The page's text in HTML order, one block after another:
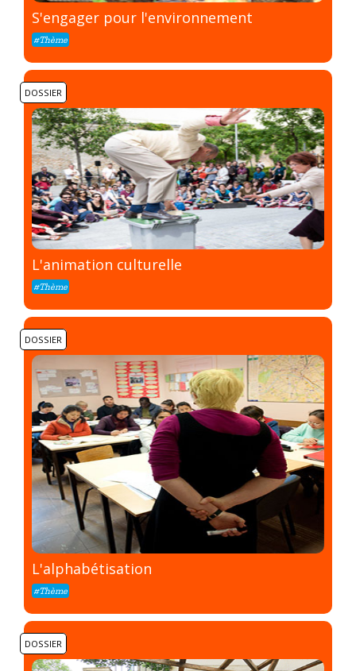
S'engager pour l'environnement
#Thème
DOSSIER
L'animation culturelle
#Thème
DOSSIER
L'alphabétisation
#Thème
DOSSIER